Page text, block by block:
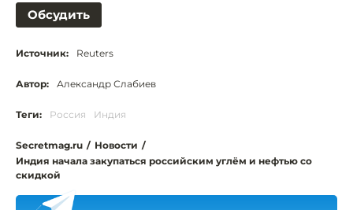
Обсудить
Источник: Reuters
Автор: Александр Слабиев
Теги: Россия Индия
Secretmag.ru / Новости /
Индия начала закупаться российским углём и нефтью со
скидкой